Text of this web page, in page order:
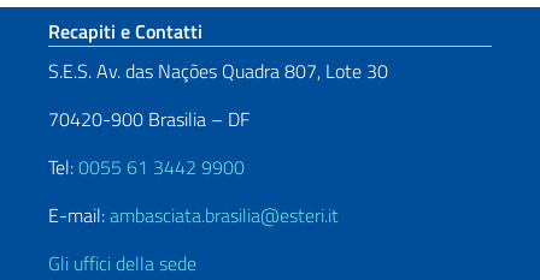
Sezione footer
Recapiti e Contatti
S.E.S. Av. das Nações Quadra 807, Lote 30
70420-900 Brasilia – DF
Tel:0055 61 3442 9900
E-mail:ambasciata.brasilia@esteri.it
Gli uffici della sede